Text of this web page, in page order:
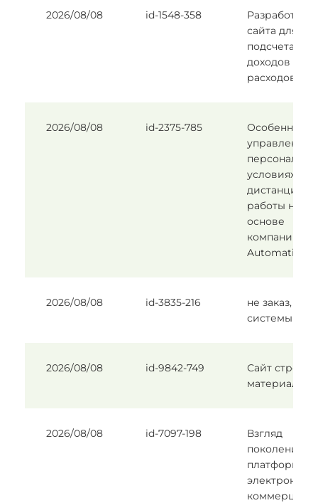
2026/08/08 id-1548-358
Разработка
сайта для
подсчета
доходов и
расходов.
2026/08/08 id-2375-785
Особенности
управления
персоналом
условиях
работы на
основе
компании
Automatic
2026/08/08 id-3835-216
не заказ, тест
системы
2026/08/08 id-9842-749
Сайт строй
материалов
2026/08/08 id-7097-198
Взгляд
поколения Z
платформы
электронной
коммерции